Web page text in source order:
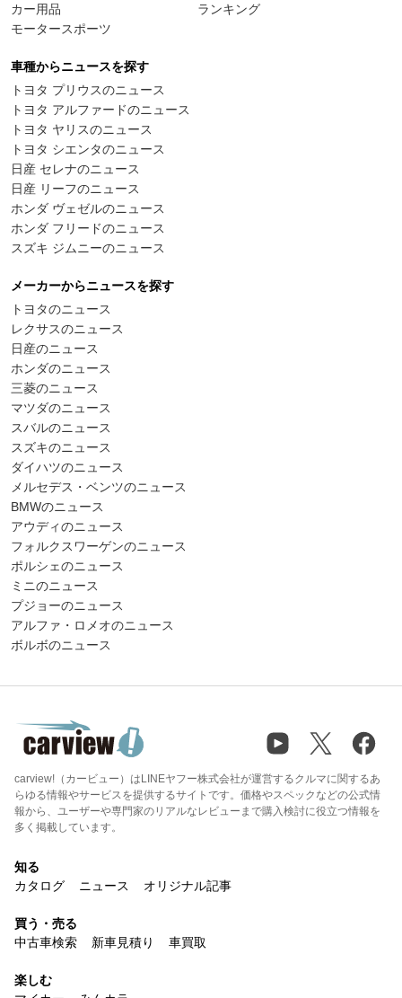
カー用品
モータースポーツ
ランキング
車種からニュースを探す
トヨタ プリウスのニュース
トヨタ アルファードのニュース
トヨタ ヤリスのニュース
トヨタ シエンタのニュース
日産 セレナのニュース
日産 リーフのニュース
ホンダ ヴェゼルのニュース
ホンダ フリードのニュース
スズキ ジムニーのニュース
メーカーからニュースを探す
トヨタのニュース
レクサスのニュース
日産のニュース
ホンダのニュース
三菱のニュース
マツダのニュース
スバルのニュース
スズキのニュース
ダイハツのニュース
メルセデス・ベンツのニュース
BMWのニュース
アウディのニュース
フォルクスワーゲンのニュース
ポルシェのニュース
ミニのニュース
プジョーのニュース
アルファ・ロメオのニュース
ボルボのニュース
carview!（カービュー）はLINEヤフー株式会社が運営するクルマに関するあ
らゆる情報やサービスを提供するサイトです。価格やスペックなどの公式情
報から、ユーザーや専門家のリアルなレビューまで購入検討に役立つ情報を
多く掲載しています。
知る
カタログ
ニュース オリジナル記事
買う・売る
中古車検索
新車見積り 車買取
楽しむ